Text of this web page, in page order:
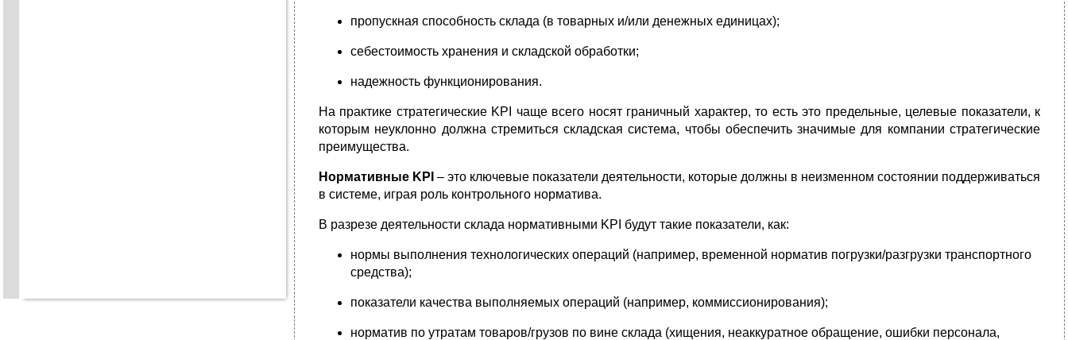
пропускная способность склада (в товарных и/или денежных единицах);
себестоимость хранения и складской обработки;
надежность функционирования.
На практике стратегические KPI чаще всего носят граничный характер, то есть это предельные, целевые показатели, к
которым неуклонно должна стремиться складская система, чтобы обеспечить значимые для компании стратегические
преимущества.
Нормативные KPI – это ключевые показатели деятельности, которые должны в неизменном состоянии поддерживаться
в системе, играя роль контрольного норматива.
В разрезе деятельности склада нормативными KPI будут такие показатели, как:
нормы выполнения технологических операций (например, временной норматив погрузки/разгрузки транспортного
средства);
показатели качества выполняемых операций (например, коммиссионирования);
норматив по утратам товаров/грузов по вине склада (хищения, неаккуратное обращение, ошибки персонала,